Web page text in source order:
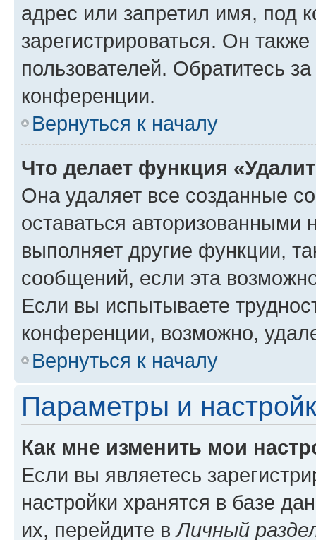
адрес или запретил имя, под
зарегистрироваться. Он
пользователей. Обратитесь
конференции.
Вернуться к началу
Что делает функция
Она удаляет все созданные
оставаться авторизованными
выполняет другие функции,
сообщений, если эта
Если вы испытываете
конференции, возможно,
Вернуться к началу
Параметры и
Как мне изменить мои
Если вы являетесь
настройки хранятся в базе
их, перейдите вЛичный